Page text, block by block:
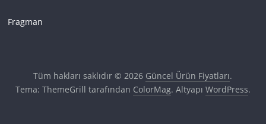
Fragman
Tüm hakları saklıdır © 2026 Güncel Ürün Fiyatları.
Tema: ThemeGrill tarafından ColorMag. Altyapı WordPress.